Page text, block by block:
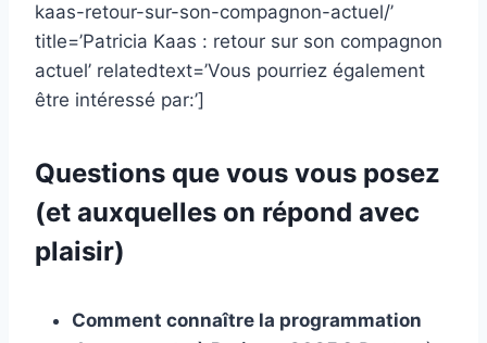
kaas-retour-sur-son-compagnon-actuel/’
title=’Patricia Kaas : retour sur son compagnon
actuel’ relatedtext=’Vous pourriez également
être intéressé par:’]
Questions que vous vous posez
(et auxquelles on répond avec
plaisir)
Comment connaître la programmation